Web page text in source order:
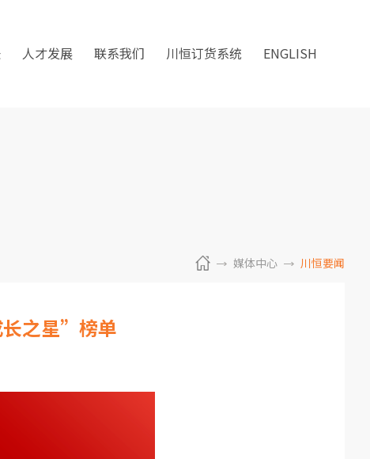
人才发展 联系我们 川恒订货系统 ENGLISH
媒体中心 川恒要闻
之星”榜单